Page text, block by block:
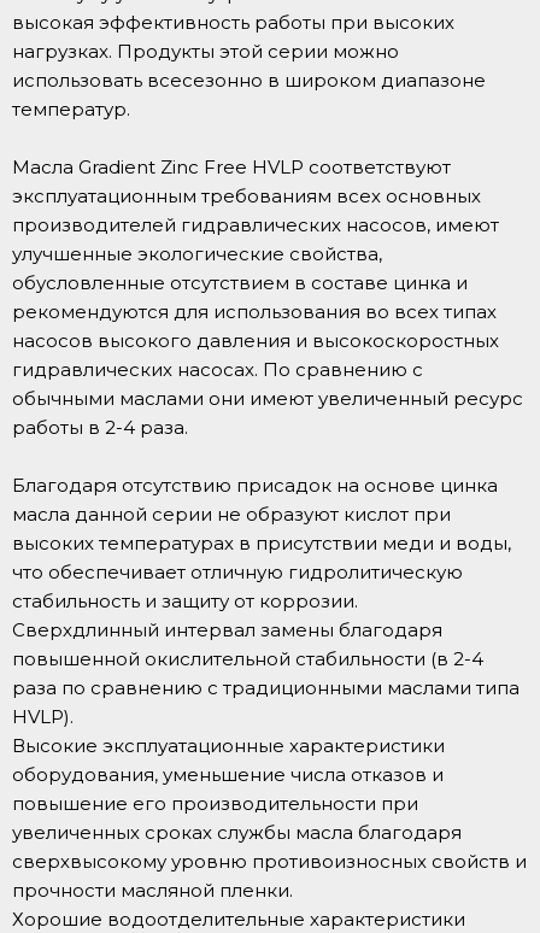
высокая эффективность работы при высоких
нагрузках. Продукты этой серии можно
использовать всесезонно в широком диапазоне
температур.
Масла Gradient Zinc Free HVLP соответствуют
эксплуатационным требованиям всех основных
производителей гидравлических насосов, имеют
улучшенные экологические свойства,
обусловленные отсутствием в составе цинка и
рекомендуются для использования во всех типах
насосов высокого давления и высокоскоростных
гидравлических насосах. По сравнению с
обычными маслами они имеют увеличенный ресурс
работы в 2-4 раза.
Благодаря отсутствию присадок на основе цинка
масла данной серии не образуют кислот при
высоких температурах в присутствии меди и воды,
что обеспечивает отличную гидролитическую
стабильность и защиту от коррозии.
Сверхдлинный интервал замены благодаря
повышенной окислительной стабильности (в 2-4
раза по сравнению с традиционными маслами типа
HVLP).
Высокие эксплуатационные характеристики
оборудования, уменьшение числа отказов и
повышение его производительности при
увеличенных сроках службы масла благодаря
сверхвысокому уровню противоизносных свойств и
прочности масляной пленки.
Хорошие водоотделительные характеристики